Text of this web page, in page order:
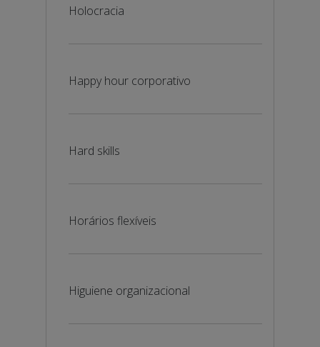
Holocracia
Happy hour corporativo
Hard skills
Horários flexíveis
Higuiene organizacional